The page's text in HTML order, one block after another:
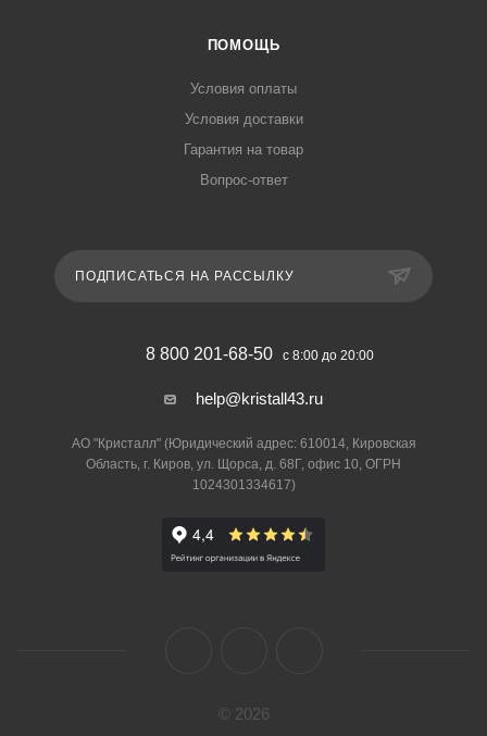
ПОМОЩЬ
Условия оплаты
Условия доставки
Гарантия на товар
Вопрос-ответ
ПОДПИСАТЬСЯ НА РАССЫЛКУ
8 800 201-68-50 с 8:00 до 20:00
help@kristall43.ru
АО "Кристалл" (Юридический адрес: 610014, Кировская
Область, г. Киров, ул. Щорса, д. 68Г, офис 10, ОГРН
1024301334617)
© 2026